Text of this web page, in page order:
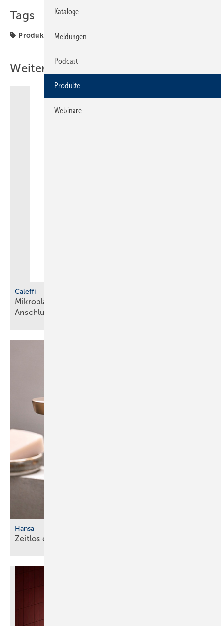
Tags
Produkte
Weitere Inhalte
Caleffi
Mikr oblasen-Schlamm­abscheider in neuen
Anschlussgrößen
Hansa
Zeitlos eleg ant
Kataloge
Meldungen
Podcast
Produkte
Webinare